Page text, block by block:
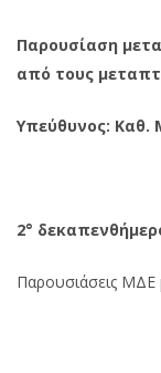
Παρουσίαση
από τους
Υπεύθυνος:
2°
Παρουσιάσεις ΜΔΕ